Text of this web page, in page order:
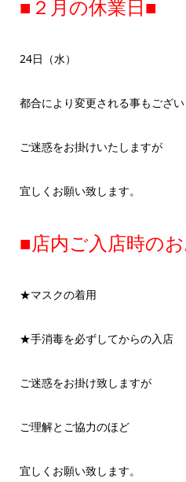
■２月の休業日■
24日（水）
都合により変更される事もござい
ご迷惑をお掛けいたしますが
宜しくお願い致します。
■店内ご入店時の
★マスクの着用
★手消毒を必ずしてからの入店
ご迷惑をお掛け致しますが
ご理解とご協力のほど
宜しくお願い致します。